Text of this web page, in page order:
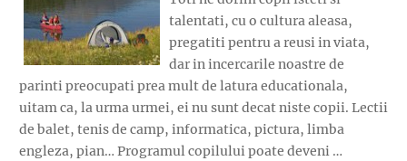
talentati, cu o cultura aleasa,
pregatiti pentru a reusi in viata,
dar in incercarile noastre de
parinti preocupati prea mult de latura educationala,
uitam ca, la urma urmei, ei nu sunt decat niste copii. Lectii
de balet, tenis de camp, informatica, pictura, limba
engleza, pian… Programul copilului poate deveni …